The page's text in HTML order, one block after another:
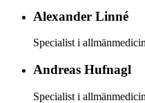
Alexander Linné
Specialist i allmänmedicin
Andreas Hufnagl
Specialist i allmänmedicin